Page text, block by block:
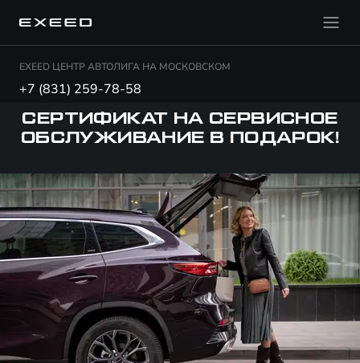
EXEED ЦЕНТР АВТОЛИГА НА МОСКОВСКОМ
+7 (831) 259-78-58
СЕРТИФИКАТ НА СЕРВИСНОЕ
ОБСЛУЖИВАНИЕ В ПОДАРОК!